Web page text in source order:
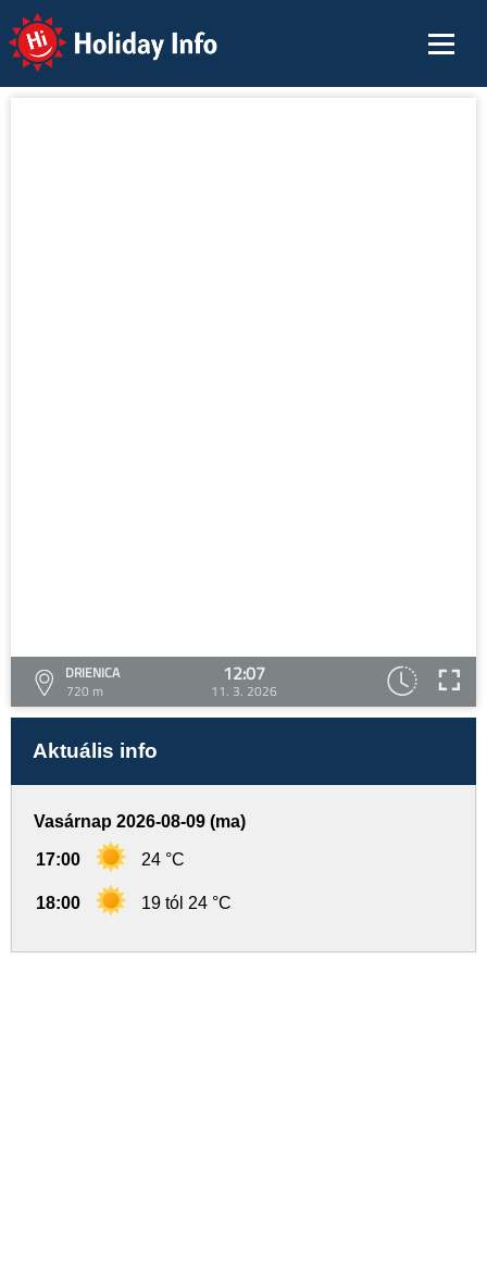
Holiday Info
DRIENICA
720 m
12:07
11. 3. 2026
Aktuális info
Vasárnap 2026-08-09 (ma)
17:00 24 °C
18:00 19 tól 24 °C